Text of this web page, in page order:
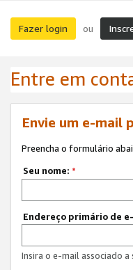
Fazer login ou
Entre em
Envie um e-mail
Preencha o formulário
Seu nome: *
Endereço primário de
Insira o e-mail associado a